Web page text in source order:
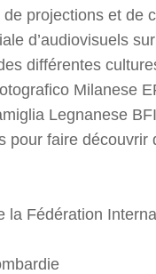
projections et de
d’audiovisuels
différentes
Milanese
Legnanese
pour faire
Fédération